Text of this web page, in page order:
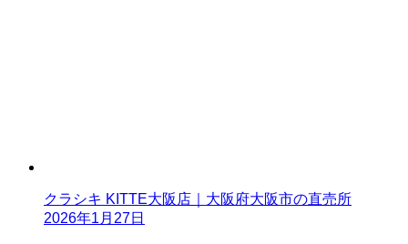
クラシキ KITTE大阪店｜大阪府大阪市の直売所
2026年1月27日